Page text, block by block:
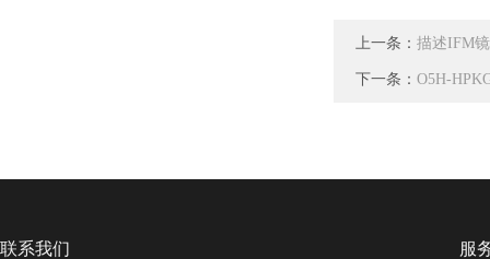
上一条： 描述IFM
下一条： O5H-
联系我们 服